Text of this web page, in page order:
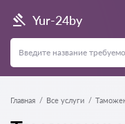
Yur-24by
Главная Все услуги